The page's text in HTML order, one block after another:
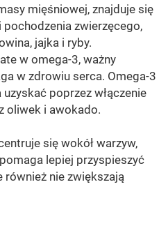
mięśniowej, znajduje się
pochodzenia zwierzęcego,
jajka i ryby.
w omega-3, ważny
w zdrowiu serca. Omega-3
poprzez włączenie
oliwek i awokado.
się wokół warzyw,
lepiej przyspieszyć
również nie zwiększają